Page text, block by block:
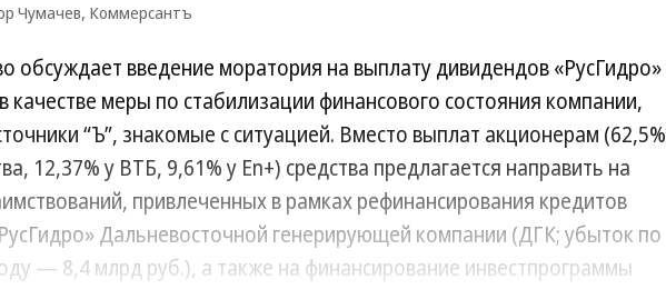
Чумачев, Коммерсантъ
обсуждает введение моратория на выплату дивидендов «РусГидро»
качестве меры по стабилизации финансового состояния компании,
“Ъ”, знакомые с ситуацией. Вместо выплат акционерам (62,5%
12,37% у ВТБ, 9,61% у En+) средства предлагается направить на
привлеченных в рамках рефинансирования кредитов
Дальневосточной генерирующей компании (ДГК; убыток по
— 8,4 млрд руб.), а также на финансирование инвестпрограммы